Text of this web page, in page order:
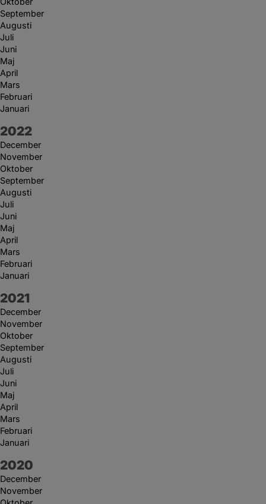
September
Augusti
Juli
Juni
Maj
April
Mars
Februari
Januari
År:
2022
December
November
Oktober
September
Augusti
Juli
Juni
Maj
April
Mars
Februari
Januari
År:
2021
December
November
Oktober
September
Augusti
Juli
Juni
Maj
April
Mars
Februari
Januari
År:
2020
December
November